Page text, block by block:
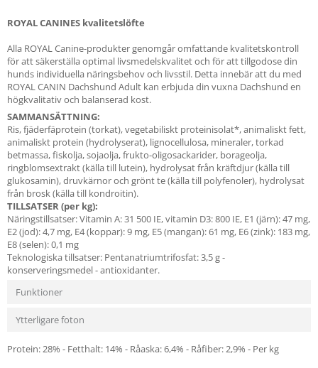
ROYAL CANINES kvalitetslöfte
Alla ROYAL Canine-produkter genomgår omfattande kvalitetskontroll
för att säkerställa optimal livsmedelskvalitet och för att tillgodose din
hunds individuella näringsbehov och livsstil. Detta innebär att du med
ROYAL CANIN Dachshund Adult kan erbjuda din vuxna Dachshund en
högkvalitativ och balanserad kost.
SAMMANSÄTTNING:
Ris, fjäderfäprotein (torkat), vegetabiliskt proteinisolat*, animaliskt fett,
animaliskt protein (hydrolyserat), lignocellulosa, mineraler, torkad
betmassa, fiskolja, sojaolja, frukto-oligosackarider, borageolja,
ringblomsextrakt (källa till lutein), hydrolysat från kräftdjur (källa till
glukosamin), druvkärnor och grönt te (källa till polyfenoler), hydrolysat
från brosk (källa till kondroitin).
TILLSATSER (per kg):
Näringstillsatser: Vitamin A: 31 500 IE, vitamin D3: 800 IE, E1 (järn): 47 mg,
E2 (jod): 4,7 mg, E4 (koppar): 9 mg, E5 (mangan): 61 mg, E6 (zink): 183 mg,
E8 (selen): 0,1 mg
Teknologiska tillsatser: Pentanatriumtrifosfat: 3,5 g -
konserveringsmedel - antioxidanter.
Funktioner
Ytterligare foton
Protein: 28% - Fetthalt: 14% - Råaska: 6,4% - Råfiber: 2,9% - Per kg